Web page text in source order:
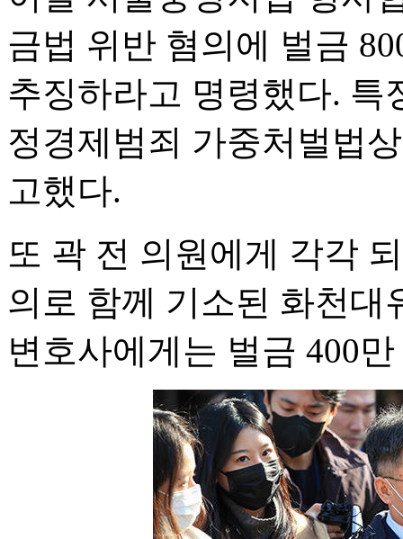
금법 위반 혐의에 벌금
추징하라고 명령했다. 특
정경제범죄 가중처벌법
고했다.
또 곽 전 의원에게 각각
의로 함께 기소된 화천대
변호사에게는 벌금 400